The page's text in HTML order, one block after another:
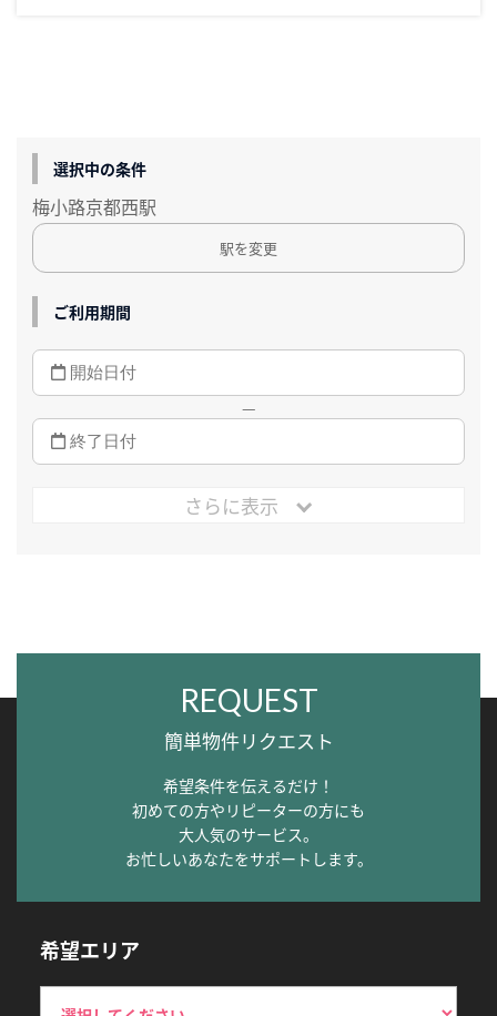
選択中の条件
梅小路京都西駅
駅を変更
ご利用期間
—
さらに表示
REQUEST
簡単物件リクエスト
希望条件を伝えるだけ！
初めての方やリピーターの方にも
大人気のサービス。
お忙しいあなたをサポートします。
希望エリア